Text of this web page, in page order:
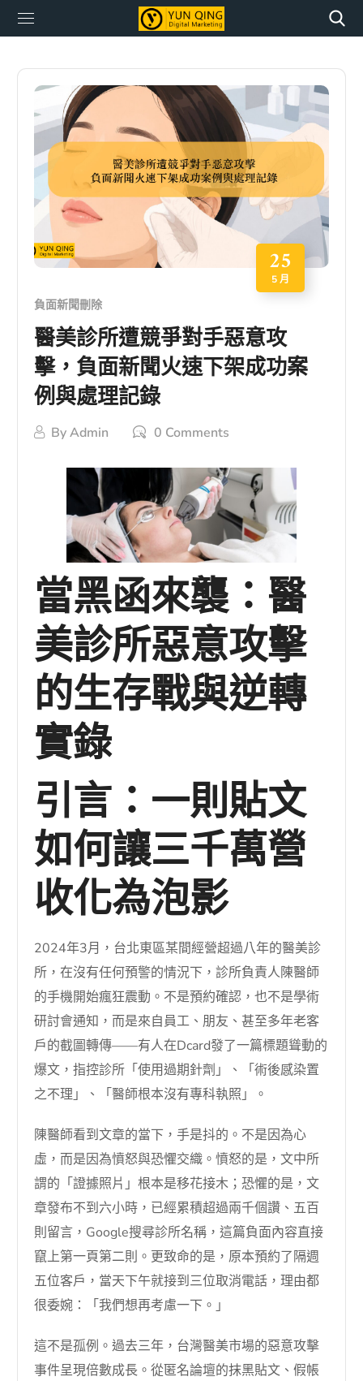
25
5 月
負面新聞刪除
醫美診所遭競爭對手惡意攻
擊，負面新聞火速下架成功案
例與處理記錄
ByAdmin 0 Comments
當黑函來襲：醫
美診所惡意攻擊
的生存戰與逆轉
實錄
引言：一則貼文
如何讓三千萬營
收化為泡影
2024年3月，台北東區某間經營超過八年的醫美診
所，在沒有任何預警的情況下，診所負責人陳醫師
的手機開始瘋狂震動。不是預約確認，也不是學術
研討會通知，而是來自員工、朋友、甚至多年老客
戶的截圖轉傳——有人在Dcard發了一篇標題聳動的
爆文，指控診所「使用過期針劑」、「術後感染置
之不理」、「醫師根本沒有專科執照」。
陳醫師看到文章的當下，手是抖的。不是因為心
虛，而是因為憤怒與恐懼交織。憤怒的是，文中所
謂的「證據照片」根本是移花接木；恐懼的是，文
章發布不到六小時，已經累積超過兩千個讚、五百
則留言，Google搜尋診所名稱，這篇負面內容直接
竄上第一頁第二則。更致命的是，原本預約了隔週
五位客戶，當天下午就接到三位取消電話，理由都
很委婉：「我們想再考慮一下。」
這不是孤例。過去三年，台灣醫美市場的惡意攻擊
事件呈現倍數成長。從匿名論壇的抹黑貼文、假帳